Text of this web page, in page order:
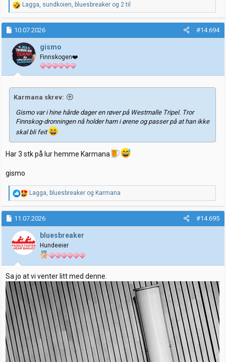
R
e
a
k
s
j
o
n
e
r
Lagga, sundkoien, bluesbreaker og 2 til
10.07.2026 #14.694
gismo
Finnskogen❤️
Karmana skrev:
Gismo var i hine hårde dager en røver på Westmalle Tripel. Tror
Finnskog-dronningen nå holder ham i ørene og passer på at han ikke
skal bli feit
Har 3 stk på lur hemme Karmana
gismo
R
e
a
k
s
j
o
n
r
:
Lagga, bluesbreaker og Karmana
11.07.2026 #14.695
bluesbreaker
Hundeeier
Sa jo at vi venter litt med denne.